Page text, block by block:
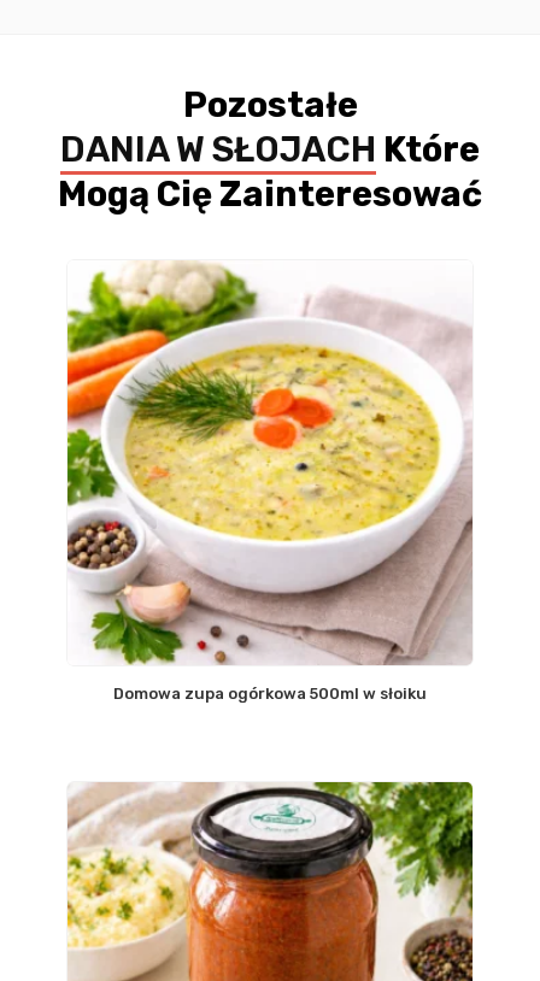
Pozostałe
DANIA W SŁOJACH Które
Mogą Cię Zainteresować
Domowa zupa ogórkowa 500ml w słoiku